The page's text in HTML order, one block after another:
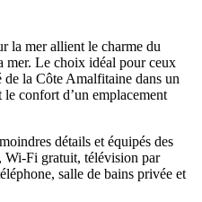
la mer allient le charme du
mer. Le choix idéal pour ceux
la Côte Amalfitaine dans un
confort d’un emplacement
détails et équipés des
Fi gratuit, télévision par
salle de bains privée et